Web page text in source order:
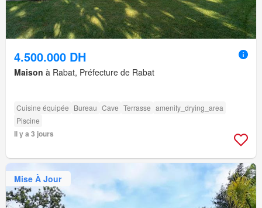
4.500.000 DH
Maison à Rabat, Préfecture de Rabat
Cuisine équipée Bureau Cave Terrasse amenity_drying_area
Piscine
Il y a 3 jours
Mise À Jour